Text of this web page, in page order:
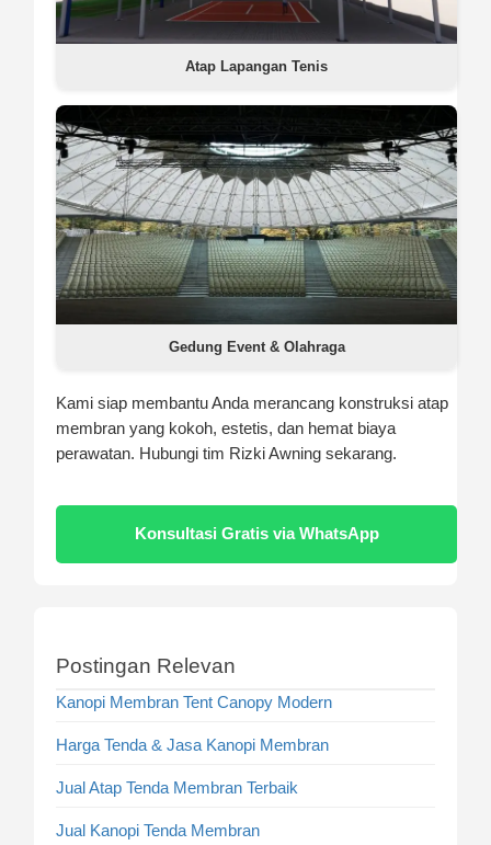
Atap Lapangan Tenis
Gedung Event & Olahraga
Kami siap membantu Anda merancang konstruksi atap
membran yang kokoh, estetis, dan hemat biaya
perawatan. Hubungi tim Rizki Awning sekarang.
Konsultasi Gratis via WhatsApp
Postingan Relevan
Kanopi Membran Tent Canopy Modern
Harga Tenda & Jasa Kanopi Membran
Jual Atap Tenda Membran Terbaik
Jual Kanopi Tenda Membran